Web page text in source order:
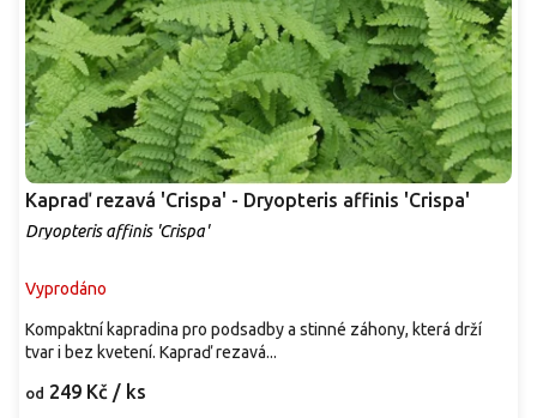
Kapraď rezavá 'Crispa' - Dryopteris affinis 'Crispa'
Dryopteris affinis 'Crispa'
Vyprodáno
od 249 Kč / ks
Kompaktní kapradina pro podsadby a stinné záhony, která drží
tvar i bez kvetení. Kapraď rezavá...